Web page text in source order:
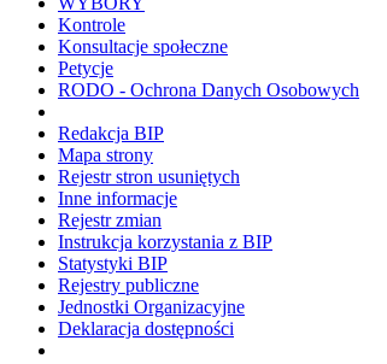
Kontrole
Konsultacje społeczne
Petycje
RODO - Ochrona Danych Osobowych
Redakcja BIP
Mapa strony
Rejestr stron usuniętych
Inne informacje
Rejestr zmian
Instrukcja korzystania z BIP
Statystyki BIP
Rejestry publiczne
Jednostki Organizacyjne
Deklaracja dostępności